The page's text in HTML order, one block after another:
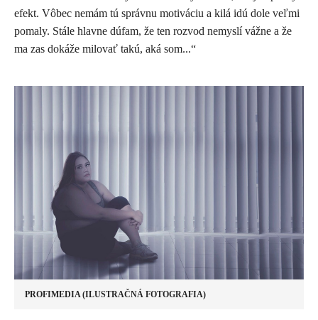
efekt. Vôbec nemám tú správnu motiváciu a kilá idú dole veľmi
pomaly. Stále hlavne dúfam, že ten rozvod nemyslí vážne a že
ma zas dokáže milovať takú, aká som...“
PROFIMEDIA (ILUSTRAČNÁ FOTOGRAFIA)